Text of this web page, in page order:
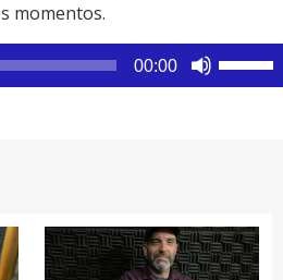
momentos.
00:00
aumentar
o